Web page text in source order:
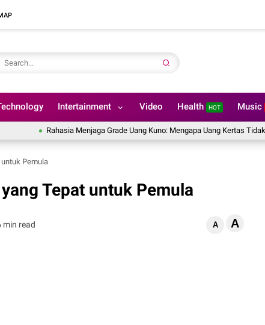
Intertainment Video Health HOT Music
Rahasia Menjaga Grade Uang Kuno: Mengapa Uang Kertas Tidak Boleh
Pemula
Tepat untuk Pemula
min read A A